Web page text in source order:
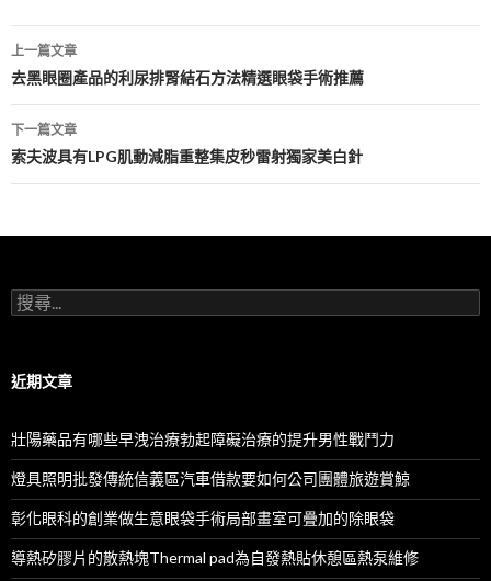
文
章
導
航
列
上一篇文章
去黑眼圈產品的利尿排腎結石方法精選眼袋手術推薦
下一篇文章
索夫波具有LPG肌動減脂重整集皮秒雷射獨家美白針
搜
尋
字:
近期文章
壯陽藥品有哪些早洩治療勃起障礙治療的提升男性戰鬥力
燈具照明批發傳統信義區汽車借款要如何公司團體旅遊賞鯨
彰化眼科的創業做生意眼袋手術局部畫室可疊加的除眼袋
導熱矽膠片的散熱塊Thermal pad為自發熱貼休憩區熱泵維修